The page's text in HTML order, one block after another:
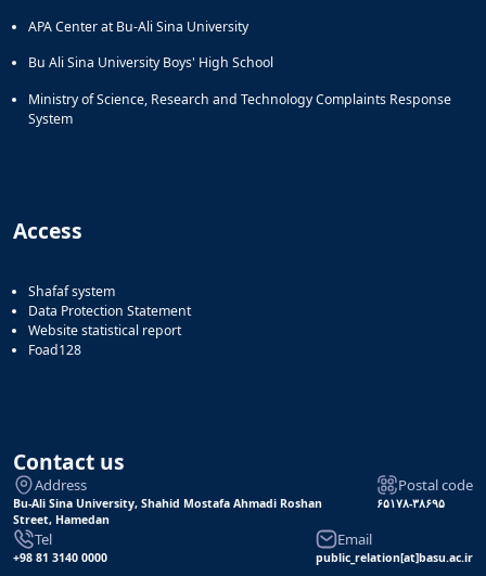
APA Center at Bu-Ali Sina University
Bu Ali Sina University Boys' High School
Ministry of Science, Research and Technology Complaints Response
System
Access
Shafaf system
Data Protection Statement
Website statistical report
Foad128
Contact us
Address
Bu-Ali Sina University, Shahid Mostafa Ahmadi Roshan
Street, Hamedan
Postal code
۶۵۱۷۸-۳۸۶۹۵
Tel
+98 81 3140 0000
Email
public_relation[at]basu.ac.ir